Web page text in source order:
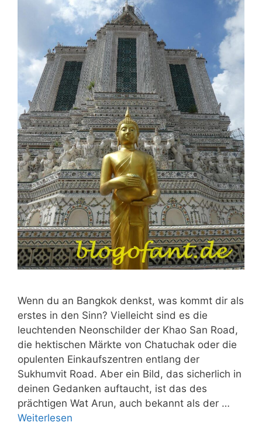
Wenn du an Bangkok denkst, was kommt dir als
erstes in den Sinn? Vielleicht sind es die
leuchtenden Neonschilder der Khao San Road,
die hektischen Märkte von Chatuchak oder die
opulenten Einkaufszentren entlang der
Sukhumvit Road. Aber ein Bild, das sicherlich in
deinen Gedanken auftaucht, ist das des
prächtigen Wat Arun, auch bekannt als der …
Weiterlesen